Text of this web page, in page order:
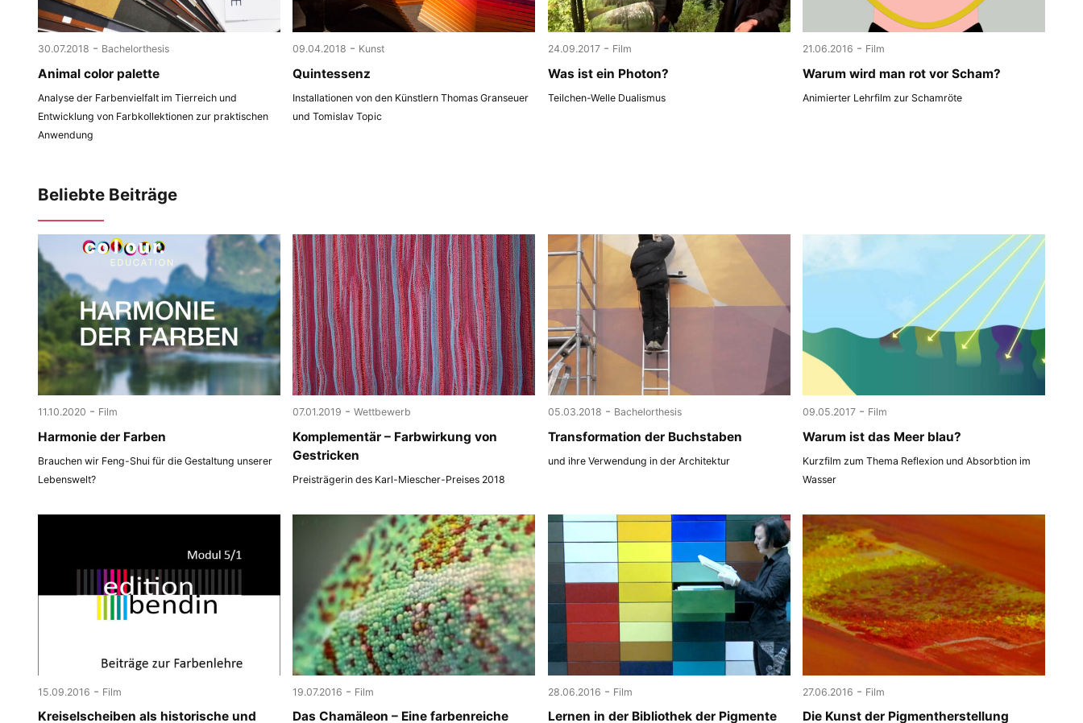
30.07.2018 - Bachelorthesis
Animal color palette
Analyse der Farbenvielfalt im Tierreich und
Entwicklung von Farbkollektionen zur praktischen
Anwendung
09.04.2018 - Kunst
Quintessenz
Installationen von den Künstlern Thomas Granseuer
und Tomislav Topic
24.09.2017 - Film
Was ist ein Photon?
Teilchen-Welle Dualismus
21.06.2016 - Film
Warum wird man rot vor Scham?
Animierter Lehrfilm zur Schamröte
Beliebte Beiträge
11.10.2020 - Film
Harmonie der Farben
Brauchen wir Feng-Shui für die Gestaltung unserer
Lebenswelt?
07.01.2019 - Wettbewerb
Komplementär – Farbwirkung von
Gestricken
Preisträgerin des Karl-Miescher-Preises 2018
05.03.2018 - Bachelorthesis
Transformation der Buchstaben
und ihre Verwendung in der Architektur
09.05.2017 - Film
Warum ist das Meer blau?
Kurzfilm zum Thema Reflexion und Absorbtion im
Wasser
15.09.2016 - Film
Kreiselscheiben als historische und
19.07.2016 - Film
Das Chamäleon – Eine farbenreiche
28.06.2016 - Film
Lernen in der Bibliothek der Pigmente
27.06.2016 - Film
Die Kunst der Pigmentherstellung